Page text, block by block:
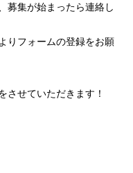
募集が始まったら連絡し
りフォームの登録をお願
させていただきます！